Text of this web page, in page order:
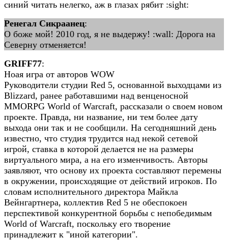
синий читать нелегко, аж в глазах рябит :sight:
Ренегал Сикраанец:
О боже мой! 2010 год, я не выдержу! :wall: Дорога на
Северну отменяется!
GRIFF77:
Ноая игра от авторов WOW
Руководители студии Red 5, основанной выходцами из
Blizzard, ранее работавшими над венценосной
MMORPG World of Warcraft, рассказали о своем новом
проекте. Правда, ни название, ни тем более дату
выхода они так и не сообщили. На сегодняшний день
известно, что студия трудится над некой сетевой
игрой, ставка в которой делается не на размеры
виртуального мира, а на его изменчивость. Авторы
заявляют, что основу их проекта составляют перемены
в окружении, происходящие от действий игроков. По
словам исполнительного директора Майкла
Вейнгартнера, коллектив Red 5 не обеспокоен
перспективой конкурентной борьбы с непобедимым
World of Warcraft, поскольку его творение
принадлежит к "иной категории".